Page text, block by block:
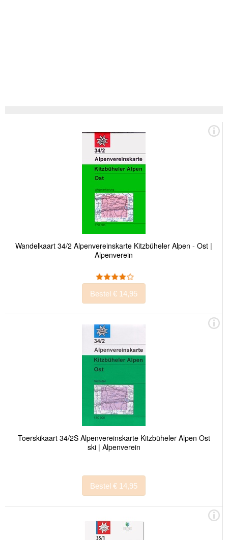
Wandelkaart 34/2 Alpenvereinskarte Kitzbüheler Alpen - Ost |
Alpenverein
Bestel € 14,95
Toerskikaart 34/2S Alpenvereinskarte Kitzbüheler Alpen Ost
ski | Alpenverein
Bestel € 14,95